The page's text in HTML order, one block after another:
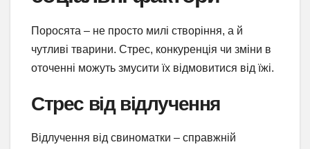
Поросята – не просто милі створіння, а й
чутливі тварини. Стрес, конкуренція чи зміни в
оточенні можуть змусити їх відмовитися від їжі.
Стрес від відлучення
Відлучення від свиноматки – справжній